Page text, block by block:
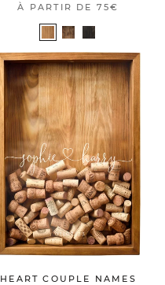
À PARTIR DE 75€
HEART COUPLE NAMES